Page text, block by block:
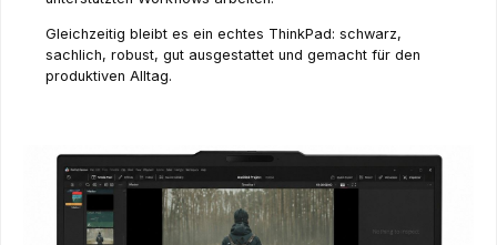
Gleichzeitig bleibt es ein echtes ThinkPad: schwarz,
sachlich, robust, gut ausgestattet und gemacht für den
produktiven Alltag.